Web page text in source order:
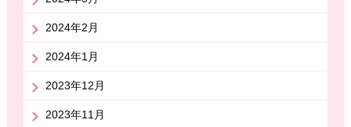
2024年2月
2024年1月
2023年12月
2023年11月